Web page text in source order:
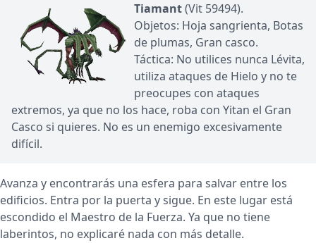
Tiamant(Vit 59494).
Objetos: Hoja sangrienta, Botas
de plumas, Gran casco.
Táctica: No utilices nunca Lévita,
utiliza ataques de Hielo y no te
preocupes con ataques
extremos, ya que no los hace, roba con Yitan el Gran
Casco si quieres. No es un enemigo excesivamente
difícil.
Avanza y encontrarás una esfera para salvar entre los
edificios. Entra por la puerta y sigue. En este lugar está
escondido el Maestro de la Fuerza. Ya que no tiene
laberintos, no explicaré nada con más detalle.